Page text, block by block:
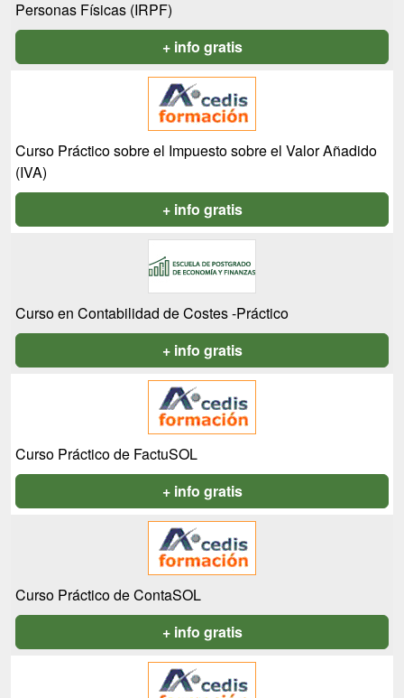
Personas Físicas (IRPF)
+ info gratis
Curso Práctico sobre el Impuesto sobre el Valor Añadido
(IVA)
+ info gratis
Curso en Contabilidad de Costes -Práctico
+ info gratis
Curso Práctico de FactuSOL
+ info gratis
Curso Práctico de ContaSOL
+ info gratis